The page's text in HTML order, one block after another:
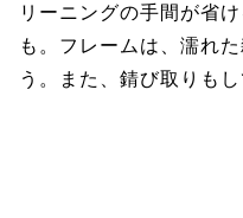
リーニングの手間が省
も。フレームは、濡れ
う。また、錆び取りも